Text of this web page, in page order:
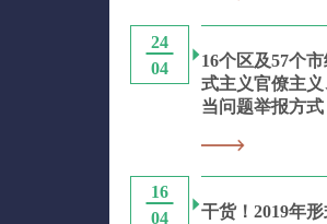
24
04
16个区及57个
式主义官僚主
当问题举报方式
16
04
干货！2019年